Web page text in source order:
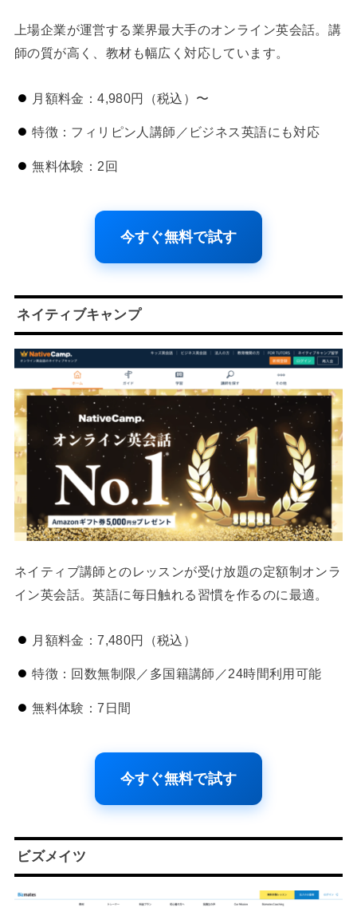
上場企業が運営する業界最大手のオンライン英会話。講
師の質が高く、教材も幅広く対応しています。
月額料金：4,980円（税込）〜
特徴：フィリピン人講師／ビジネス英語にも対応
無料体験：2回
今すぐ無料で試す
ネイティブキャンプ
ネイティブ講師とのレッスンが受け放題の定額制オンラ
イン英会話。英語に毎日触れる習慣を作るのに最適。
月額料金：7,480円（税込）
特徴：回数無制限／多国籍講師／24時間利用可能
無料体験：7日間
今すぐ無料で試す
ビズメイツ